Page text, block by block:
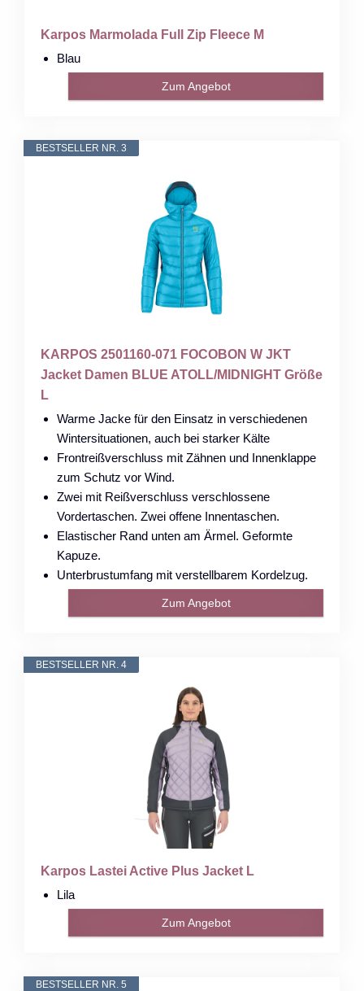
Karpos Marmolada Full Zip Fleece M
Blau
Zum Angebot
BESTSELLER NR. 3
KARPOS 2501160-071 FOCOBON W JKT
Jacket Damen BLUE ATOLL/MIDNIGHT Größe
L
Warme Jacke für den Einsatz in verschiedenen
Wintersituationen, auch bei starker Kälte
Frontreißverschluss mit Zähnen und Innenklappe
zum Schutz vor Wind.
Zwei mit Reißverschluss verschlossene
Vordertaschen. Zwei offene Innentaschen.
Elastischer Rand unten am Ärmel. Geformte
Kapuze.
Unterbrustumfang mit verstellbarem Kordelzug.
Zum Angebot
BESTSELLER NR. 4
Karpos Lastei Active Plus Jacket L
Lila
Zum Angebot
BESTSELLER NR. 5